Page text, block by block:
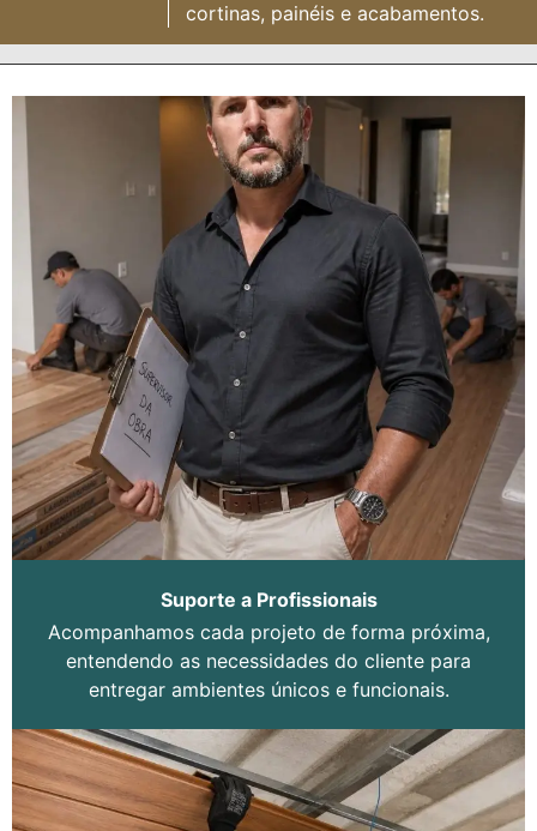
cortinas, painéis e acabamentos.
Suporte a Profissionais
Acompanhamos cada projeto de forma próxima,
entendendo as necessidades do cliente para
entregar ambientes únicos e funcionais.